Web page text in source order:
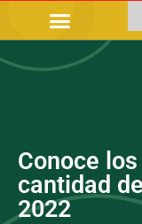
Conoce
cantidad
2022